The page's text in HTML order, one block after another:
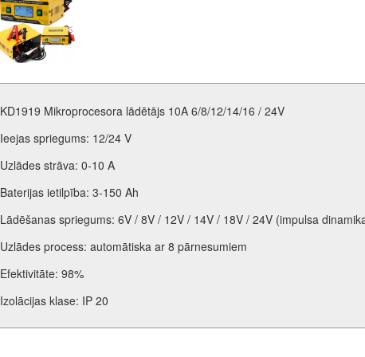
KD1919 Mikroprocesora lādētājs 10A 6/8/12/14/16 / 24V
Ieejas spriegums: 12/24 V
Uzlādes strāva: 0-10 A
Baterijas ietilpība: 3-150 Ah
Lādēšanas spriegums: 6V / 8V / 12V / 14V / 18V / 24V (impulsa
Uzlādes process: automātiska ar 8 pārnesumiem
Efektivitāte: 98%
Izolācijas klase: IP 20